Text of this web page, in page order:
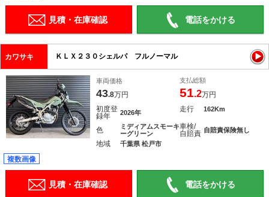
見積・在庫確認 電話をかける
カワサキ ＫＬＸ２３０シェルパ フルノーマル
車両価格
43.8万円
支払総額
51.2万円
初度登
録年
2026年 走行 162Km
色
ミディアムスモーキ
ーグリーン
車検/
自賠責 自賠責保険無し
地域 千葉県 松戸市
複数画像
見積・在庫確認 電話をかける